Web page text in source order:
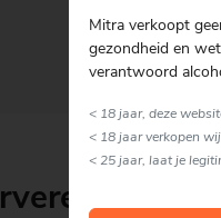
Mitra verkoopt
gezondheid en
verantwoord
< 18 jaar, deze
< 18 jaar verkopen
< 25 jaar, laat je